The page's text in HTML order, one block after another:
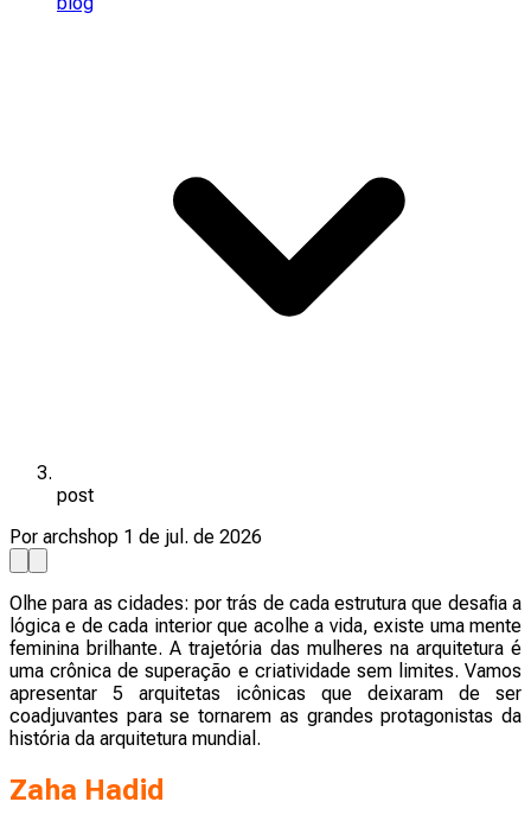
post
Por archshop 1 de jul. de 2026
Olhe para as cidades: por trás de cada estrutura que desafia a
lógica e de cada interior que acolhe a vida, existe uma mente
feminina brilhante. A trajetória das mulheres na arquitetura é
uma crônica de superação e criatividade sem limites. Vamos
apresentar 5 arquitetas icônicas que deixaram de ser
coadjuvantes para se tornarem as grandes protagonistas da
história da arquitetura mundial.
Zaha Hadid